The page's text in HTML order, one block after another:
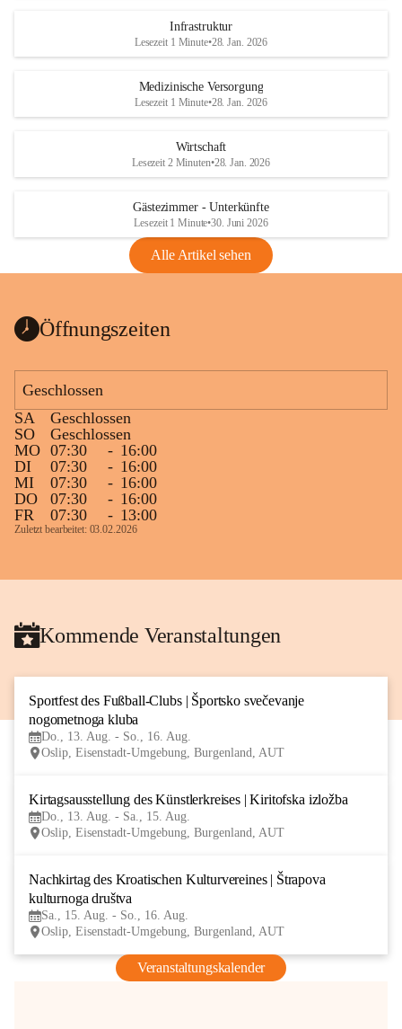
Infrastruktur
Lesezeit 1 Minute•28. Jan. 2026
Medizinische Versorgung
Lesezeit 1 Minute•28. Jan. 2026
Wirtschaft
Lesezeit 2 Minuten•28. Jan. 2026
Gästezimmer - Unterkünfte
Lesezeit 1 Minute•30. Juni 2026
Alle Artikel sehen
Öffnungszeiten
Geschlossen
SA
Geschlossen
SO
Geschlossen
MO 07:30 - 16:00
DI
07:30 - 16:00
MI
07:30 - 16:00
DO
07:30 - 16:00
FR
07:30 - 13:00
Zuletzt bearbeitet: 03.02.2026
Kommende Veranstaltungen
Sportfest des Fußball-Clubs | Športsko svečevanje
nogometnoga kluba
Do., 13. Aug. - So., 16. Aug.
Oslip, Eisenstadt-Umgebung, Burgenland, AUT
Kirtagsausstellung des Künstlerkreises | Kiritofska izložba
Do., 13. Aug. - Sa., 15. Aug.
Oslip, Eisenstadt-Umgebung, Burgenland, AUT
Nachkirtag des Kroatischen Kulturvereines | Štrapova
kulturnoga društva
Sa., 15. Aug. - So., 16. Aug.
Oslip, Eisenstadt-Umgebung, Burgenland, AUT
Veranstaltungskalender